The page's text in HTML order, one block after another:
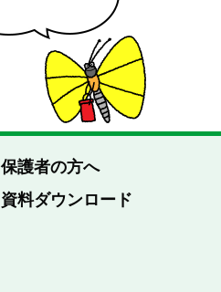
保護者の方へ
資料ダウンロード